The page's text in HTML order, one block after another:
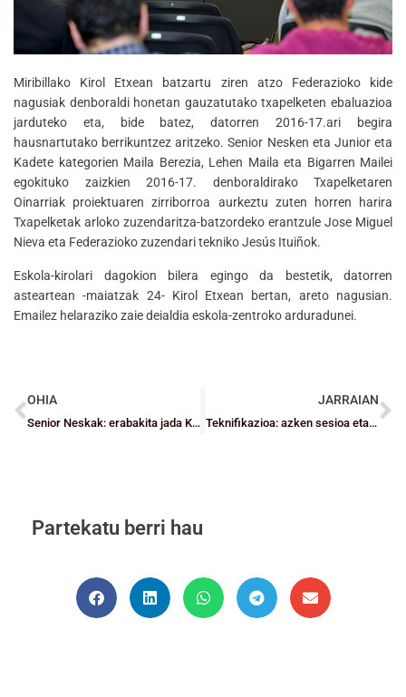
Miribillako Kirol Etxean batzartu ziren atzo Federazioko kide
nagusiak denboraldi honetan gauzatutako txapelketen ebaluazioa
jarduteko eta, bide batez, datorren 2016-17.ari begira
hausnartutako berrikuntzez aritzeko. Senior Nesken eta Junior eta
Kadete kategorien Maila Berezia, Lehen Maila eta Bigarren Mailei
egokituko zaizkien 2016-17. denboraldirako Txapelketaren
Oinarriak proiektuaren zirriborroa aurkeztu zuten horren harira
Txapelketak arloko zuzendaritza-batzordeko erantzule Jose Miguel
Nieva eta Federazioko zuzendari tekniko Jesús Ituiñok.
Eskola-kirolari dagokion bilera egingo da bestetik, datorren
asteartean -maiatzak 24- Kirol Etxean bertan, areto nagusian.
Emailez helaraziko zaie deialdia eskola-zentroko arduradunei.
OHIA
Senior Neskak: erabakita jada Kopako finalaurreko eta partaideak
JARRAIAN
Teknifikazioa: azken sesioa eta topaketa 2005eko neska-mutilentzat
Partekatu berri hau